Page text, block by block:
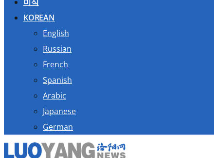
KOREAN
English
Russian
French
Spanish
Arabic
Japanese
German